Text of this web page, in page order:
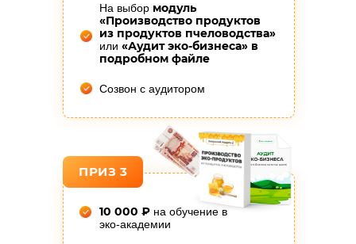
На выбор модуль
«Производство продуктов
из продуктов пчеловодства»
или «Аудит эко-бизнеса» в
подробном файле
Созвон с аудитором
10 000 ₽ на обучение в
эко-академии
ПРИЗ 3